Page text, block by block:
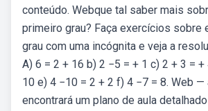
conteúdo. Webque tal saber mais
primeiro grau? Faça exercícios sobre
grau com uma incógnita e veja a
A) 6 = 2 + 16 b) 2 −5 = + 1 c) 2 + 3 =
10 e) 4 −10 = 2 + 2 f) 4 −7 = 8. Web —
encontrará um plano de aula